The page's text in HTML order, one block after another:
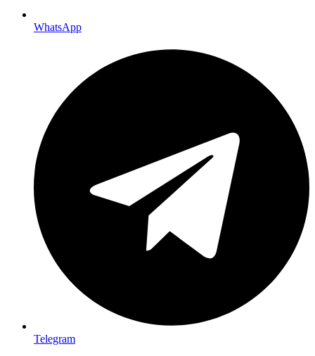
WhatsApp
Telegram